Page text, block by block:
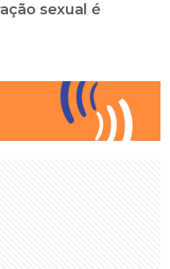
sexual é